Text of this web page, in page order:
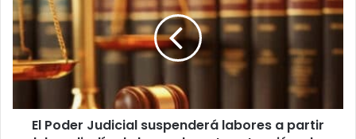
Judicial
suspenderá
labores
a
partir
mediodía
El Poder Judicial suspenderá labores a partir